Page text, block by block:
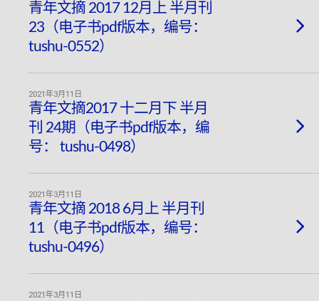
青年文摘 2017 12月上 半月刊
23（电子书pdf版本，编号：
tushu-0552）
2021年3月11日
青年文摘2017 十二月下 半月
刊 24期（电子书pdf版本，编
号： tushu-0498）
2021年3月11日
青年文摘 2018 6月上 半月刊
11（电子书pdf版本，编号：
tushu-0496）
2021年3月11日